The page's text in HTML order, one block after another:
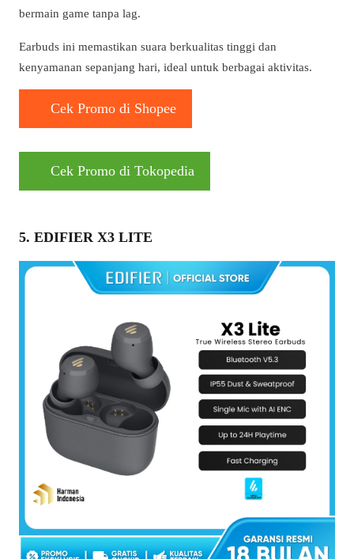
bermain game tanpa lag.
Earbuds ini memastikan suara berkualitas tinggi dan
kenyamanan sepanjang hari, ideal untuk berbagai aktivitas.
Cek Promo di Shopee
Cek Promo di Tokopedia
5. EDIFIER X3 LITE